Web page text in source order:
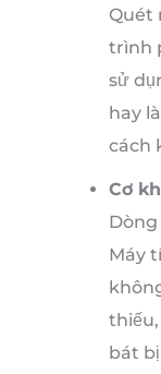
Quét
trình
sử
hay
cách
Cơ
Máy
bát